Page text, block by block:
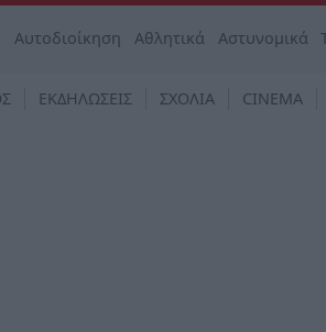
Αυτοδιοίκηση Αθλητικά Αστυνομικά
ΕΚΔΗΛΩΣΕΙΣ ΣΧΟΛΙΑ CINEMA